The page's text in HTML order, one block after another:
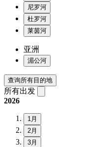
尼罗河
杜罗河
莱茵河
亚洲
湄公河
查询所有目的地
所有出发
2026
1月
2月
3月